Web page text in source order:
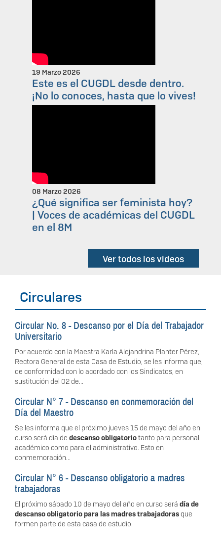
19 Marzo 2026
Este es el CUGDL desde dentro.
¡No lo conoces, hasta que lo vives!
08 Marzo 2026
¿Qué significa ser feminista hoy?
| Voces de académicas del CUGDL
en el 8M
Ver todos los videos
Circulares
Circular No. 8 - Descanso por el Día del Trabajador
Universitario
Por acuerdo con la Maestra Karla Alejandrina Planter Pérez,
Rectora General de esta Casa de Estudio, se les informa que,
de conformidad con lo acordado con los Sindicatos, en
sustitución del 02 de...
Circular N° 7 - Descanso en conmemoración del
Día del Maestro
Se les informa que el próximo jueves 15 de mayo del año en
curso será día de descanso obligatoriotanto para personal
académico como para el administrativo. Esto en
conmemoración...
Circular N° 6 - Descanso obligatorio a madres
trabajadoras
El próximo sábado 10 de mayo del año en curso será día de
descanso obligatorio para las madres trabajadoras que
formen parte de esta casa de estudio.